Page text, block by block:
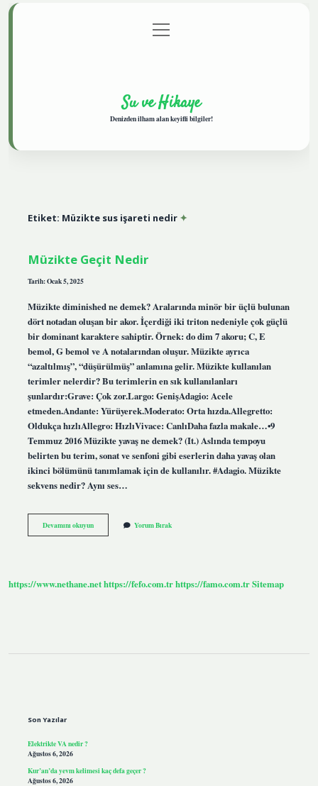
Gizlilik Politikası
menüyü
aç
Su ve Hikaye
Denizden ilham alan keyifli bilgiler!
Etiket: Müzikte sus işareti nedir
Müzikte Geçit Nedir
Tarih: Ocak 5, 2025
Müzikte diminished ne demek? Aralarında minör bir üçlü bulunan
dört notadan oluşan bir akor. İçerdiği iki triton nedeniyle çok güçlü
bir dominant karaktere sahiptir. Örnek: do dim 7 akoru; C, E
bemol, G bemol ve A notalarından oluşur. Müzikte ayrıca
“azaltılmış”, “düşürülmüş” anlamına gelir. Müzikte kullanılan
terimler nelerdir? Bu terimlerin en sık kullanılanları
şunlardır:Grave: Çok zor.Largo: GenişAdagio: Acele
etmeden.Andante: Yürüyerek.Moderato: Orta hızda.Allegretto:
Oldukça hızlıAllegro: HızlıVivace: CanlıDaha fazla makale…•9
Temmuz 2016 Müzikte yavaş ne demek? (It.) Aslında tempoyu
belirten bu terim, sonat ve senfoni gibi eserlerin daha yavaş olan
ikinci bölümünü tanımlamak için de kullanılır. #Adagio. Müzikte
sekvens nedir? Aynı ses…
Devamını okuyunMüzikte
Geçit
Yorum Bırak
https://www.nethane.nethttps://fefo.com.trhttps://famo.com.trSitemap
Son Yazılar
Elektrikte VA nedir ?
Ağustos 6, 2026
Kur’an’da yevm kelimesi kaç defa geçer ?
Ağustos 6, 2026